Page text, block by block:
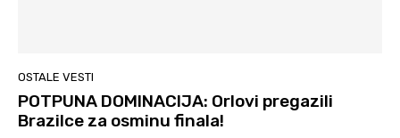
OSTALE VESTI
POTPUNA DOMINACIJA: Orlovi pregazili
Brazilce za osminu finala!